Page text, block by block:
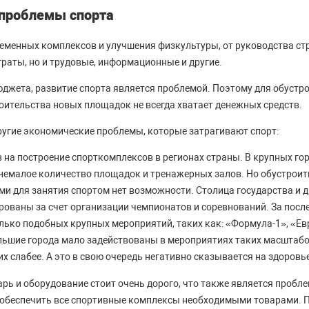
спорта
комплексов и улучшения физкультуры, от руководства
но и трудовые, информационные и другие.
развитие спорта является проблемой. Поэтому для
новых площадок не всегда хватает денежных средств.
экономические проблемы, которые затрагивают спорт:
построение спорткомплексов в регионах страны. В крупных
количество площадок и тренажерных залов. Но
для занятия спортом нет возможности. Столица государства и
за счет организации чемпионатов и соревнований. За
подобных крупных мероприятий, таких как: «Формула-1»,
города мало задействованы в мероприятиях таких
слабее. А это в свою очередь негативно сказывается на
и оборудование стоит очень дорого, что также является
все спортивные комплексы необходимыми товарами.